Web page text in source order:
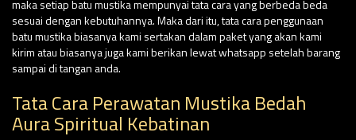
maka setiap batu mustika mempunyai tata cara yang berbeda beda
sesuai dengan kebutuhannya. Maka dari itu, tata cara penggunaan
batu mustika biasanya kami sertakan dalam paket yang akan kami
kirim atau biasanya juga kami berikan lewat whatsapp setelah barang
sampai di tangan anda.
Tata Cara Perawatan Mustika Bedah
Aura Spiritual Kebatinan